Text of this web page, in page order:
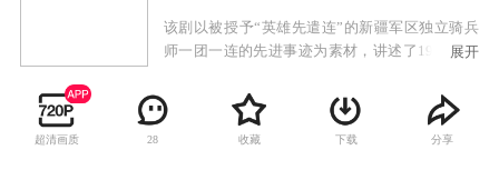
该剧以被授予“英雄先遣连”的新疆军区独立骑兵
师一团一连的先进事迹为素材，讲述了1950年中
一支先遣队，经过6个月雪域高原艰苦进军，从新
疆翻越昆仑山进入西藏阿里地区，把五星红旗插
上藏北阿里高原的故事。这也开创了国内以影视
展开
超清画质 28 收藏 下载 分享